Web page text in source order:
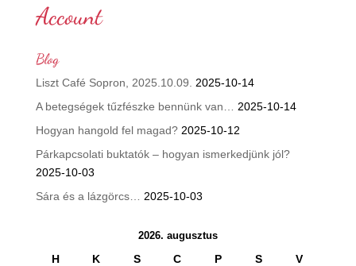
Account
Blog
Liszt Café Sopron, 2025.10.09.
2025-10-14
A betegségek tűzfészke bennünk van…
2025-10-14
Hogyan hangold fel magad? 2025-10-12
Párkapcsolati buktatók – hogyan ismerkedjünk jól?
2025-10-03
Sára és a lázgörcs…
2025-10-03
2026. augusztus
H K S C P S V